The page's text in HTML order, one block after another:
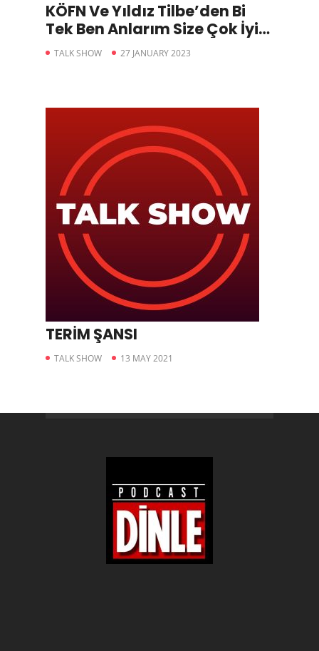
KÖFN Ve Yıldız Tilbe’den Bi
Tek Ben Anlarım Size Çok İyi
Gelecek
TALK SHOW 27 JANUARY 2023
TERİM ŞANSI
TALK SHOW 13 MAY 2021